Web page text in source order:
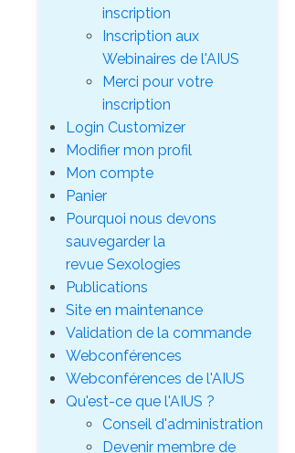
inscription
Inscription aux
Webinaires de l'AIUS
Merci pour votre
inscription
Login Customizer
Modifier mon profil
Mon compte
Panier
Pourquoi nous devons
sauvegarder la
revue Sexologies
Publications
Site en maintenance
Validation de la commande
Webconférences
Webconférences de l'AIUS
Qu'est-ce que l'AIUS ?
Conseil d'administration
Devenir membre de